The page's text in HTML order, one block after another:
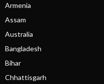
Armenia
Assam
Australia
Bangladesh
Bihar
Chhattisgarh